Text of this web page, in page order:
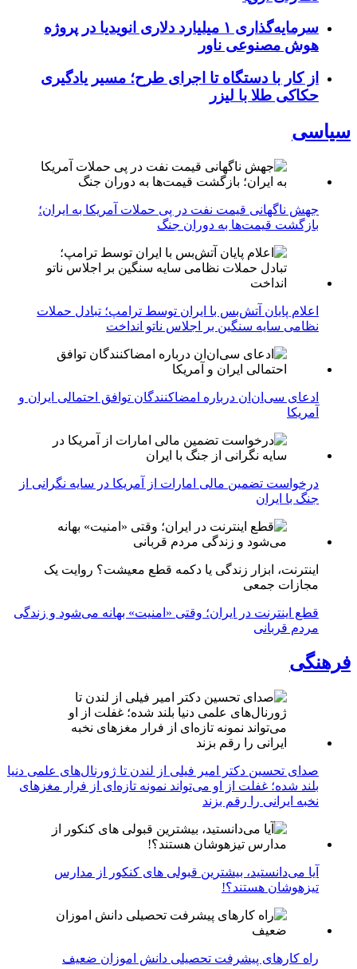
سرمایه‌گذاری ۱ میلیارد دلاری انویدیا در پروژه
هوش مصنوعی ناور
از کار با دستگاه تا اجرای طرح؛ مسیر یادگیری
حکاکی طلا با لیزر
سیاسی
جهش ناگهانی قیمت نفت در پی حملات آمریکا به ایران؛
بازگشت قیمت‌ها به دوران جنگ
اعلام پایان آتش‌بس با ایران توسط ترامپ؛ تبادل حملات
نظامی سایه سنگین بر اجلاس ناتو انداخت
ادعای سی‌ان‌ان درباره امضاکنندگان توافق احتمالی ایران و
آمریکا
درخواست تضمین مالی امارات از آمریکا در سایه نگرانی از
جنگ با ایران
اینترنت، ابزار زندگی یا دکمه قطع معیشت؟ روایت یک
مجازات جمعی
قطع اینترنت در ایران؛ وقتی «امنیت» بهانه می‌شود و زندگی
مردم قربانی
فرهنگی
صدای تحسین دکتر امیر فیلی از لندن تا ژورنال‌های علمی دنیا
بلند شده؛ غفلت از او می‌تواند نمونه تازه‌ای از فرار مغزهای
نخبه ایرانی را رقم بزند
آیا می‌دانستید، بیشترین قبولی های کنکور از مدارس
تیزهوشان هستند؟!
راه کارهای پیشرفت تحصیلی دانش اموزان ضعیف